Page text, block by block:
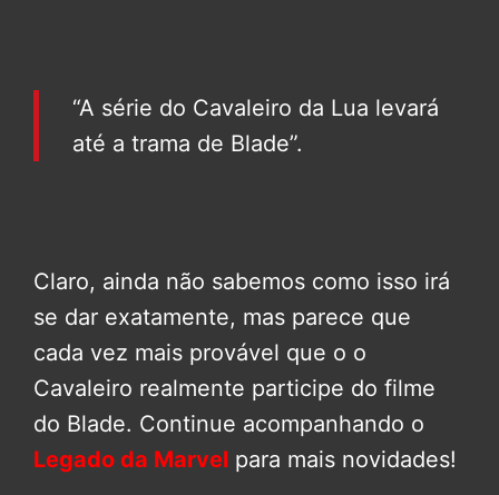
“A série do Cavaleiro da Lua levará
até a trama de Blade”.
Claro, ainda não sabemos como isso irá
se dar exatamente, mas parece que
cada vez mais provável que o o
Cavaleiro realmente participe do filme
do Blade. Continue acompanhando o
Legado da Marvel para mais novidades!